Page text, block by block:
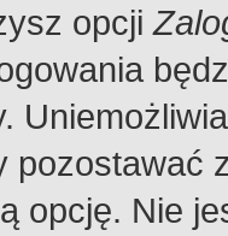
opcji
pozostawać
opcję. Nie